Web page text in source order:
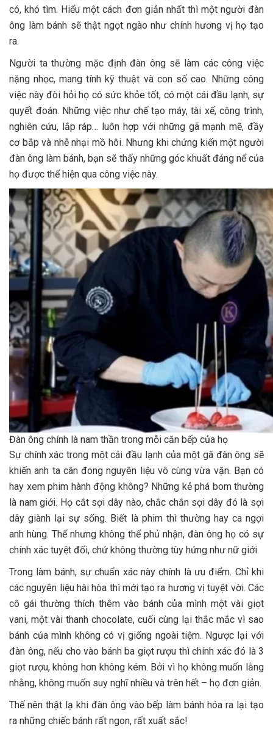
có, khó tìm. Hiểu một cách đơn giản nhất thì một người đàn
ông làm bánh sẽ thật ngọt ngào như chính hương vị họ tạo
ra.
Người ta thường mặc định đàn ông sẽ làm các công việc
nặng nhọc, mang tính kỹ thuật và con số cao. Những công
việc này đòi hỏi họ có sức khỏe tốt, có một cái đầu lạnh, sự
quyết đoán. Những việc như chế tạo máy, tài xế, công trình,
nghiên cứu, lắp ráp… luôn hợp với những gã mạnh mẽ, đầy
cơ bắp và nhễ nhại mồ hôi. Nhưng khi chứng kiến một người
đàn ông làm bánh, bạn sẽ thấy những góc khuất đáng nể của
họ được thể hiện qua công việc này.
Đàn ông chính là nam thần trong mỗi căn bếp của họ
Sự chính xác trong một cái đầu lạnh của một gã đàn ông sẽ
khiến anh ta cân đong nguyên liệu vô cùng vừa vặn. Bạn có
hay xem phim hành động không? Những kẻ phá bom thường
là nam giới. Họ cắt sợi dây nào, chắc chắn sợi dây đó là sợi
dây giành lại sự sống. Biết là phim thì thường hay ca ngợi
anh hùng. Thế nhưng không thể phủ nhận, đàn ông họ có sự
chính xác tuyệt đối, chứ không thường tùy hứng như nữ giới.
Trong làm bánh, sự chuẩn xác này chính là ưu điểm. Chỉ khi
các nguyên liệu hài hòa thì mới tạo ra hương vị tuyệt vời. Các
cô gái thường thích thêm vào bánh của mình một vài giọt
vani, một vài thanh chocolate, cuối cùng lại thắc mắc vì sao
bánh của mình không có vị giống ngoài tiệm. Ngược lại với
đàn ông, nếu cho vào bánh ba giọt rượu thì chính xác đó là 3
giọt rượu, không hơn không kém. Bởi vì họ không muốn lằng
nhằng, không muốn suy nghĩ nhiều và trên hết – họ đơn giản.
Thế nên thật lạ khi đàn ông vào bếp làm bánh hóa ra lại tạo
ra những chiếc bánh rất ngon, rất xuất sắc!